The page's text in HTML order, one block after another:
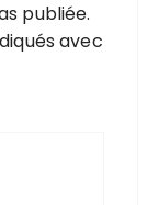
publiée.
avec